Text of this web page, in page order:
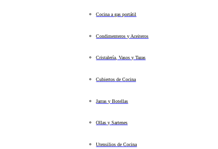
Cocina a gas portátil
Condimenteros y Aceiteros
Cristalería, Vasos y Tazas
Cubiertos de Cocina
Jarras y Botellas
Ollas y Sartenes
Utensilios de Cocina